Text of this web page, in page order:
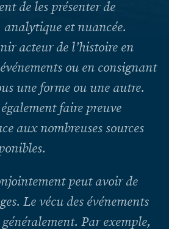
de les présenter de
analytique et nuancée.
acteur de l’histoire en
ou en consignant
une forme ou une autre.
faire preuve
aux nombreuses sources
peut avoir de
Le vécu des événements
Par exemple,